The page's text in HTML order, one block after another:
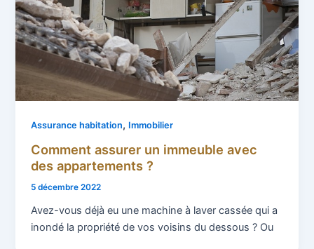
Assurance habitation, Immobilier
Comment assurer un immeuble avec
des appartements ?
5 décembre 2022
Avez-vous déjà eu une machine à laver cassée qui a
inondé la propriété de vos voisins du dessous ? Ou